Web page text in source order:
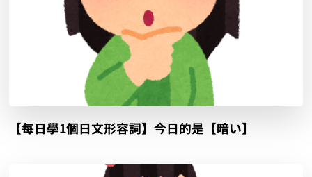
【每日學1個日文形容詞】今日的是【暗い】